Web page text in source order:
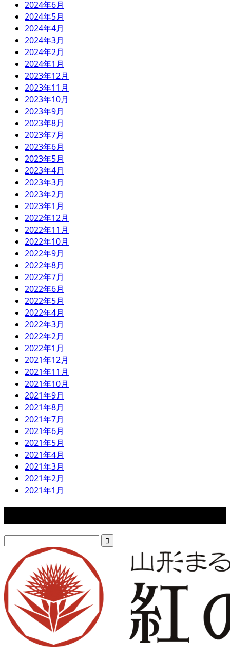
2024年6月
2024年5月
2024年4月
2024年3月
2024年2月
2024年1月
2023年12月
2023年11月
2023年10月
2023年9月
2023年8月
2023年7月
2023年6月
2023年5月
2023年4月
2023年3月
2023年2月
2023年1月
2022年12月
2022年11月
2022年10月
2022年9月
2022年8月
2022年7月
2022年6月
2022年5月
2022年4月
2022年3月
2022年2月
2022年1月
2021年12月
2021年11月
2021年10月
2021年9月
2021年8月
2021年7月
2021年6月
2021年5月
2021年4月
2021年3月
2021年2月
2021年1月